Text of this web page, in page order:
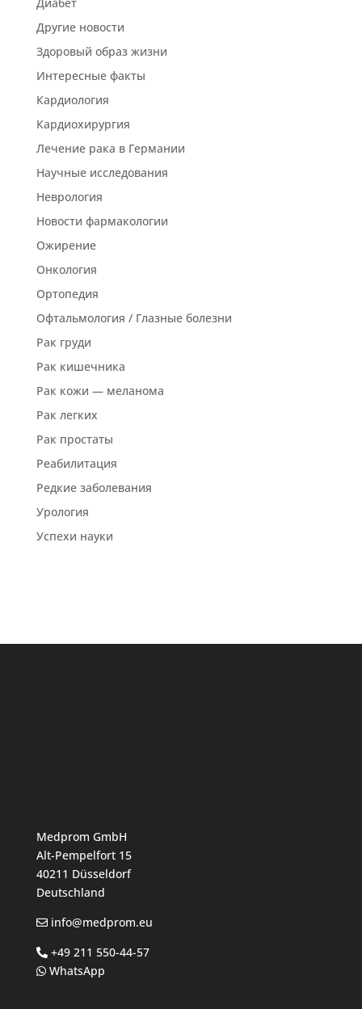
Другие новости
Здоровый образ жизни
Интересные факты
Кардиология
Кардиохирургия
Лечение рака в Германии
Научные исследования
Неврология
Новости фармакологии
Ожирение
Онкология
Ортопедия
Офтальмология / Глазные болезни
Рак груди
Рак кишечника
Рак кожи — меланома
Рак легких
Рак простаты
Реабилитация
Редкие заболевания
Урология
Успехи науки
Medprom GmbH
Alt-Pempelfort 15
40211 Düsseldorf
Deutschland
info@medprom.eu
+49 211 550-44-57
WhatsApp